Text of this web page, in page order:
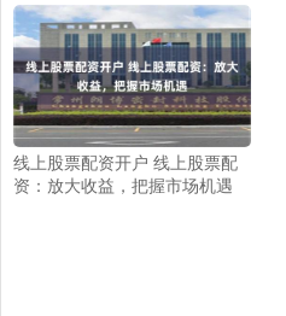
线上股票配资开户 线上股票配
资：放大收益，把握市场机遇